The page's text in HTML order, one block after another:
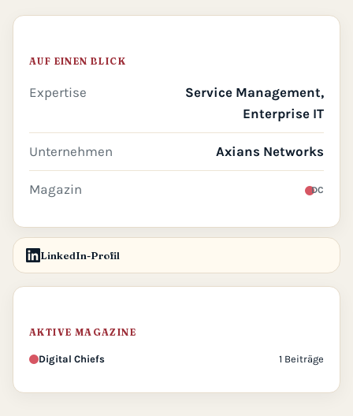
AUF EINEN BLICK
Expertise
Service Management,
Enterprise IT
Unternehmen Axians Networks
Magazin DC
LinkedIn-Profil
AKTIVE MAGAZINE
Digital Chiefs 1 Beiträge